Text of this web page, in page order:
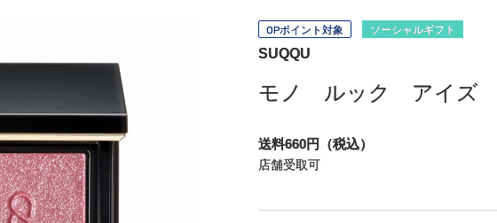
OPポイント対象 ソーシャルギフト
SUQQU
モノ ルック アイズ
送料660円（税込）
店舗受取可